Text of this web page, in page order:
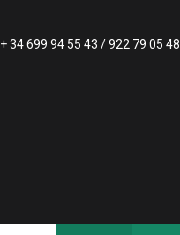
+ 34 699 94 55 43 / 922 79 05 48